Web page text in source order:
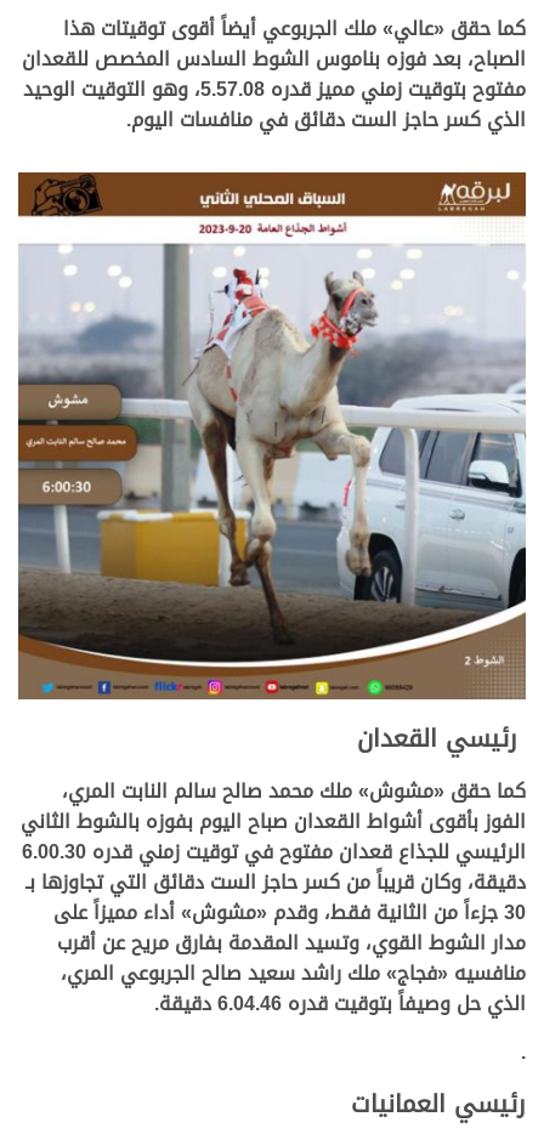
كما حقق «عالي» ملك الجربوعي أيضاً أقوى توقيتات هذا
الصباح، بعد فوزه بناموس الشوط السادس المخصص للقعدان
مفتوح بتوقيت زمني مميز قدره 5.57.08، وهو التوقيت الوحيد
الذي كسر حاجز الست دقائق في منافسات اليوم.
رئيسي القعدان
كما حقق «مشوش»ملكمحمد صالح سالم النابت المري،
الفوز بأقوى أشواط القعدان صباح اليوم بفوزه بالشوط الثاني
الرئيسي للجذاع قعدان مفتوح في توقيت زمني قدره 6.00.30
دقيقة، وكان قريباً من كسر حاجز الست دقائق التي تجاوزها بـ
30 جزءاً من الثانية فقط، وقدم
«مشوش»أداء مميزاً على
مدار الشوط القوي، وتسيد المقدمة بفارق مريح عن أقرب
منافسيه«فجاج» ملكراشد سعيد صالح الجربوعي المري،
الذي حل وصيفاً بتوقيت قدره 6.04.46 دقيقة.
.
رئيسي العمانيات